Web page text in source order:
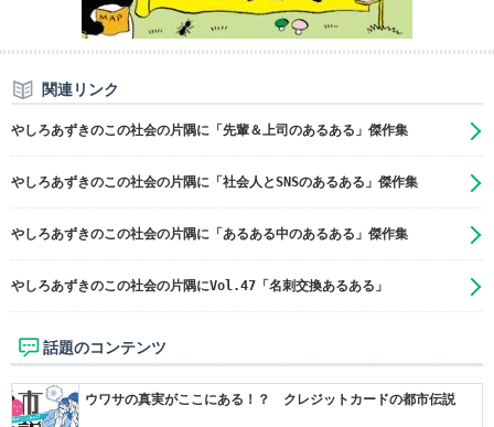
関連リンク
やしろあずきのこの社会の片隅に「先輩＆上司のあるある」傑作集
やしろあずきのこの社会の片隅に「社会人とSNSのあるある」傑作集
やしろあずきのこの社会の片隅に「あるある中のあるある」傑作集
やしろあずきのこの社会の片隅にVol.47「名刺交換あるある」
話題のコンテンツ
ウワサの真実がここにある！？ クレジットカードの都市伝説